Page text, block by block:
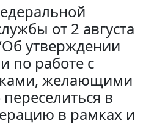
от 2 августа
утверждении
по работе с
желающими
в
в рамках и